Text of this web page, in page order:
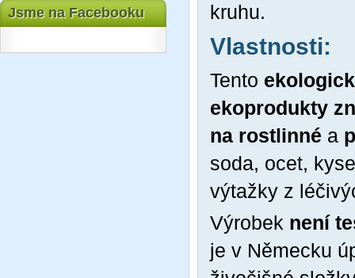
Jsme na Facebooku
kruhu.
Vlastnosti:
Tento
ekoprodukty
na rostlinné a
soda, ocet,
výtažky z
Výrobek není
je v Německu